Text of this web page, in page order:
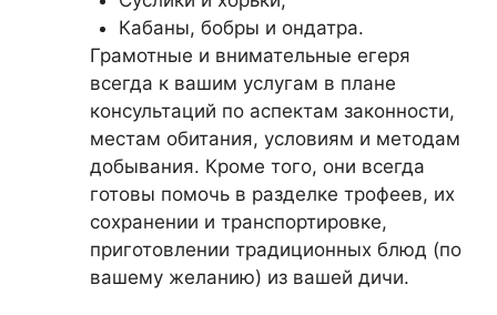
Кабаны, бобры и ондатра.
Грамотные и внимательные егеря
всегда к вашим услугам в плане
консультаций по аспектам законности,
местам обитания, условиям и методам
добывания. Кроме того, они всегда
готовы помочь в разделке трофеев, их
сохранении и транспортировке,
приготовлении традиционных блюд (по
вашему желанию) из вашей дичи.